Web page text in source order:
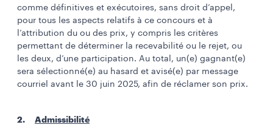
comme définitives et exécutoires, sans droit d’appel,
pour tous les aspects relatifs à ce concours et à
l’attribution du ou des prix, y compris les critères
permettant de déterminer la recevabilité ou le rejet, ou
les deux, d’une participation. Au total, un(e) gagnant(e)
sera sélectionné(e) au hasard et avisé(e) par message
courriel avant le 30 juin 2025, afin de réclamer son prix.
2. Admissibilité